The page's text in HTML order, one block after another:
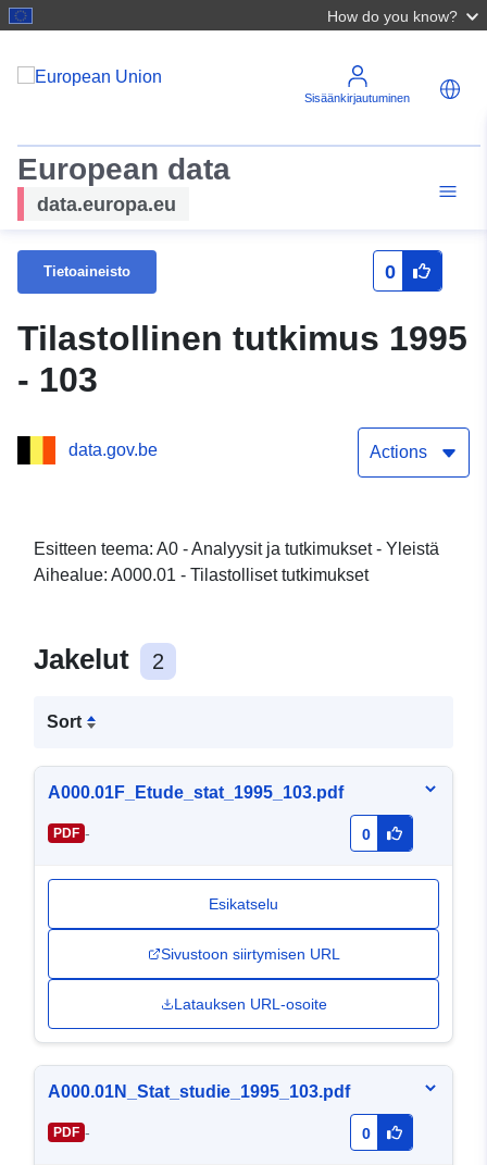
How do you know?
Sisäänkirjautuminen
European data
data.europa.eu
Tietoaineisto 0
Tilastollinen tutkimus 1995
- 103
data.gov.be Actions
Esitteen teema: A0 - Analyysit ja tutkimukset - Yleistä
Aihealue: A000.01 - Tilastolliset tutkimukset
Jakelut 2
Sort
A000.01F_Etude_stat_1995_103.pdf
PDF - 0
Esikatselu
Sivustoon siirtymisen URL
Latauksen URL-osoite
A000.01N_Stat_studie_1995_103.pdf
PDF - 0